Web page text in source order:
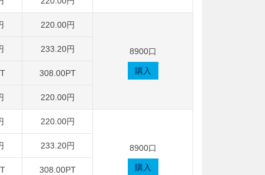
220.00円
8900口
購入
233.20円
308.00PT
220.00円
220.00円
8900口
購入
233.20円
308.00PT